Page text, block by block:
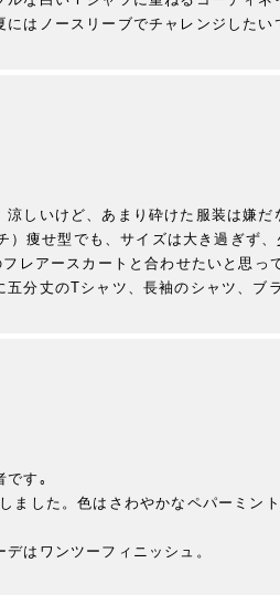
はノースリーブでチャレンジしたい
しいけど、あまり砕けた服装は嫌
）痩せ型でも、サイズは大き過ぎず
レアースカートと合わせたいと思っ
分丈のTシャツ、長袖のシャツ、ブ
です｡
ました。色はさわやかなペパーミント
はワンツーフィニッシュ。